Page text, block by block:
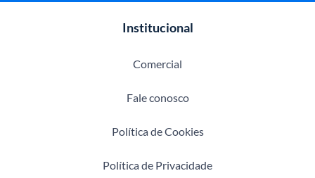
Institucional
Comercial
Fale conosco
Política de Cookies
Política de Privacidade